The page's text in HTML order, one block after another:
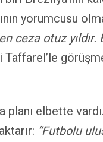
yorumcusu
ceza otuz
Taffarel’le
planı elbette
“Futbolu